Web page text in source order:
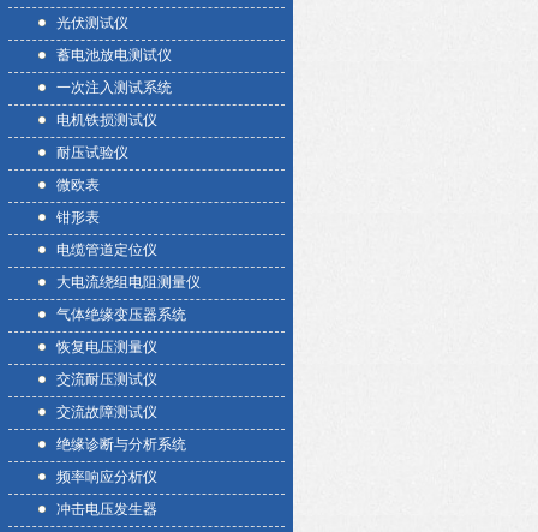
光伏测试仪
蓄电池放电测试仪
一次注入测试系统
电机铁损测试仪
耐压试验仪
微欧表
钳形表
电缆管道定位仪
大电流绕组电阻测量仪
气体绝缘变压器系统
恢复电压测量仪
交流耐压测试仪
交流故障测试仪
绝缘诊断与分析系统
频率响应分析仪
冲击电压发生器